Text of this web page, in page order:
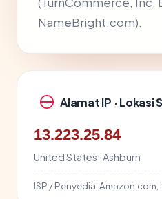
NameBright.com).
Alamat IP · Lokasi
13.223.25.84
United States · Ashburn
ISP / Penyedia:Amazon.com,